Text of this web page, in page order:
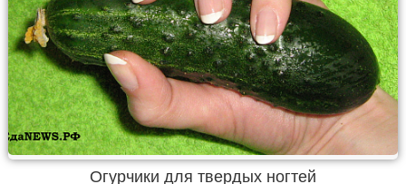
Огурчики для твердых ногтей